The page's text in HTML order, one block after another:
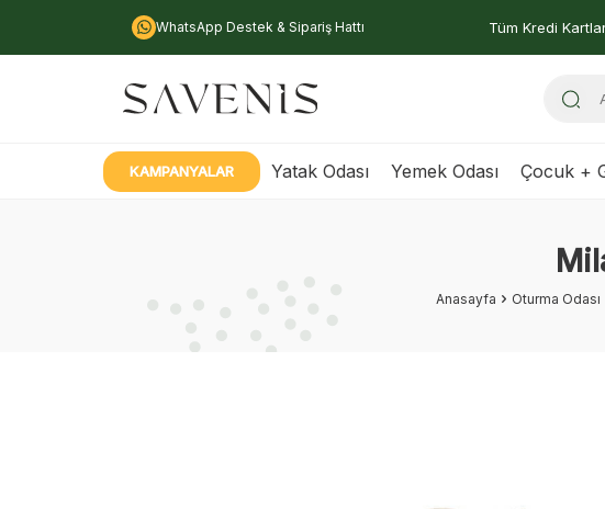
WhatsApp Destek & Sipariş Hattı Tüm Kredi
KAMPANYALAR Yatak Odası Yemek Odası Çocuk +
Anasayfa Oturma Odası